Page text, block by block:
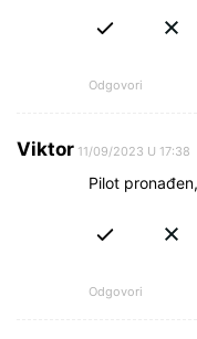
Odgovori
Viktor 11/09/2023 U 17:38
Pilot
Odgovori